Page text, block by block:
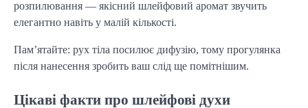
розпилювання — якісний шлейфовий аромат звучить
елегантно навіть у малій кількості.
Пам’ятайте: рух тіла посилює дифузію, тому прогулянка
після нанесення зробить ваш слід ще помітнішим.
Цікаві факти про шлейфові духи